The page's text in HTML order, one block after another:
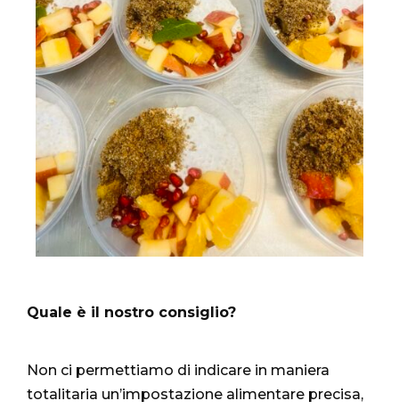
Quale è il nostro consiglio?
Non ci permettiamo di indicare in maniera
totalitaria un’impostazione alimentare precisa,